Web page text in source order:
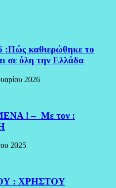
καθιερώθηκε το
σε όλη την Ελλάδα
2026
! – Με τον :
2025
: ΧΡΗΣΤΟΥ